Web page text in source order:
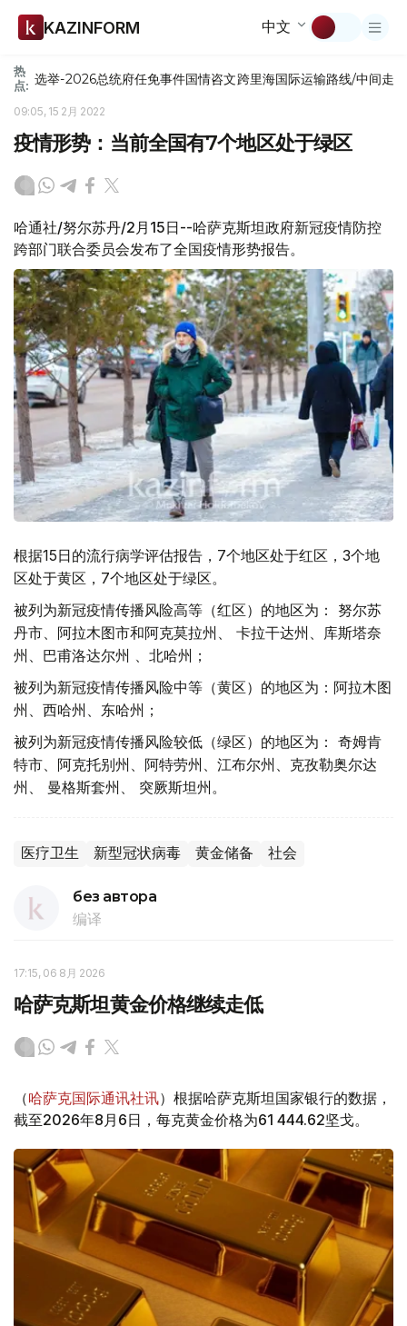
KAZINFORM 中文
热
点: 选举-2026总统府任免事件国情咨文跨里海国际运输路线/中间走廊
09:05, 15 2月 2022
疫情形势：当前全国有7个地区处于绿区
哈通社/努尔苏丹/2月15日--哈萨克斯坦政府新冠疫情防控
跨部门联合委员会发布了全国疫情形势报告。
根据15日的流行病学评估报告，7个地区处于红区，3个地
区处于黄区，7个地区处于绿区。
被列为新冠疫情传播风险高等（红区）的地区为： 努尔苏
丹市、阿拉木图市和阿克莫拉州、 卡拉干达州、库斯塔奈
州、巴甫洛达尔州 、北哈州；
被列为新冠疫情传播风险中等（黄区）的地区为：阿拉木图
州、西哈州、东哈州；
被列为新冠疫情传播风险较低（绿区）的地区为： 奇姆肯
特市、阿克托别州、阿特劳州、江布尔州、克孜勒奥尔达
州、 曼格斯套州、 突厥斯坦州。
医疗卫生 新型冠状病毒 黄金储备 社会
без автора
编译
17:15, 06 8月 2026
哈萨克斯坦黄金价格继续走低
（哈萨克国际通讯社讯）根据哈萨克斯坦国家银行的数据，
截至2026年8月6日，每克黄金价格为61 444.62坚戈。